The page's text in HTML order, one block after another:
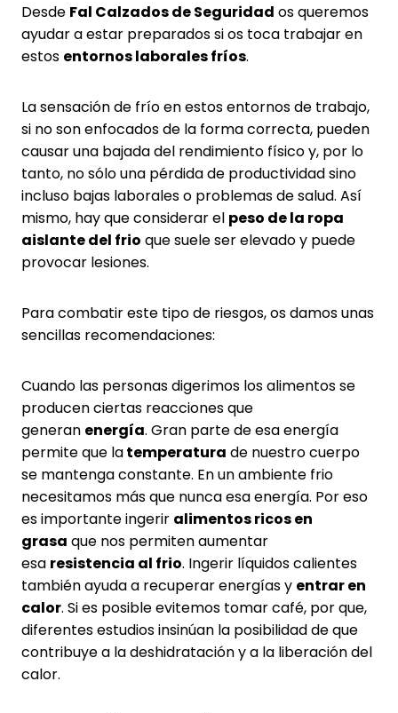
Desde Fal Calzados de Seguridad os queremos
ayudar a estar preparados si os toca trabajar en
estos entornos laborales fríos.
La sensación de frío en estos entornos de trabajo,
si no son enfocados de la forma correcta, pueden
causar una bajada del rendimiento físico y, por lo
tanto, no sólo una pérdida de productividad sino
incluso bajas laborales o problemas de salud. Así
mismo, hay que considerar el peso de la ropa
aislante del frio que suele ser elevado y puede
provocar lesiones.
Para combatir este tipo de riesgos, os damos unas
sencillas recomendaciones:
Cuando las personas digerimos los alimentos se
producen ciertas reacciones que
generan energía. Gran parte de esa energía
permite que latemperatura de nuestro cuerpo
se mantenga constante. En un ambiente frio
necesitamos más que nunca esa energía. Por eso
es importante ingerir alimentos ricos en
grasa que nos permiten aumentar
esa resistencia al frio. Ingerir líquidos calientes
también ayuda a recuperar energías y entrar en
calor. Si es posible evitemos tomar café, por que,
diferentes estudios insinúan la posibilidad de que
contribuye a la deshidratación y a la liberación del
calor.